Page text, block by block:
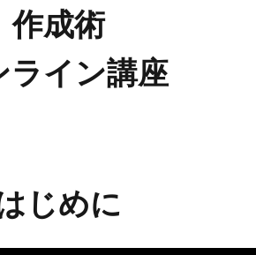
作成術
ライン講座
じめに